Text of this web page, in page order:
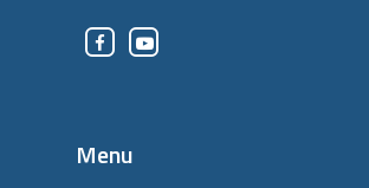
Menu